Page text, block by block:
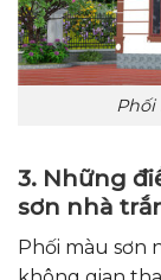
Phối
3. Những
sơn nhà
Phối màu sơn